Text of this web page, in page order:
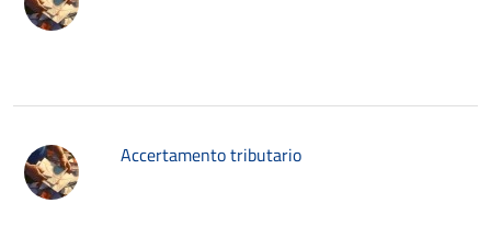
Accertamento tributario